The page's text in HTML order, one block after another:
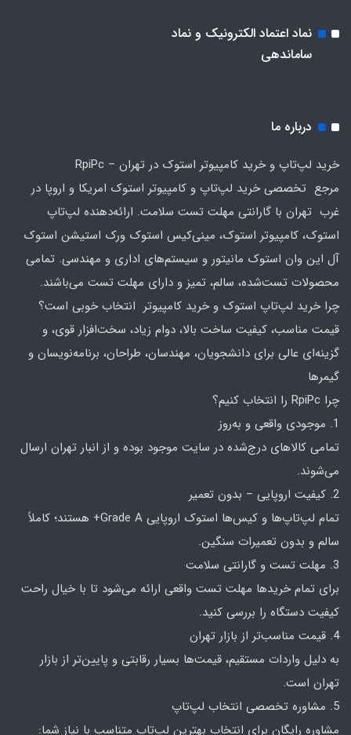
نماد اعتماد الکترونیک و نماد
ساماندهی
درباره ما
خرید لپ‌تاپ و خرید کامپیوتر استوک در تهران – RpiPc
مرجع تخصصی خرید لپ‌تاپ و کامپیوتر استوک امریکا و اروپا در
غرب تهران با گارانتی مهلت تست سلامت. ارائه‌دهنده لپ‌تاپ
استوک، کامپیوتر استوک، مینی‌کیس استوک ورک استیشن استوک
آل این وان استوک مانیتور و سیستم‌های اداری و مهندسی. تمامی
محصولات تست‌شده، سالم، تمیز و دارای مهلت تست می‌باشند.
چرا خرید لپ‌تاپ استوک و خرید کامپیوتر انتخاب خوبی است؟
قیمت مناسب، کیفیت ساخت بالا، دوام زیاد، سخت‌افزار قوی، و
گزینه‌ای عالی برای دانشجویان، مهندسان، طراحان، برنامه‌نویسان و
گیمرها
چرا RpiPc را انتخاب کنیم؟
1. موجودی واقعی و به‌روز
تمامی کالاهای درج‌شده در سایت موجود بوده و از انبار تهران ارسال
می‌شوند.
2. کیفیت اروپایی – بدون تعمیر
تمام لپ‌تاپ‌ها و کیس‌ها استوک اروپایی Grade A+ هستند؛ کاملاً
سالم و بدون تعمیرات سنگین.
3. مهلت تست و گارانتی سلامت
برای تمام خریدها مهلت تست واقعی ارائه می‌شود تا با خیال راحت
کیفیت دستگاه را بررسی کنید.
4. قیمت مناسب‌تر از بازار تهران
به دلیل واردات مستقیم، قیمت‌ها بسیار رقابتی و پایین‌تر از بازار
تهران است.
5. مشاوره تخصصی انتخاب لپ‌تاپ
مشاوره رایگان برای انتخاب بهترین لپ‌تاپ متناسب با نیاز شما: